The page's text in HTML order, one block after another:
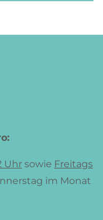
Uhr sowie Freitags
im Monat